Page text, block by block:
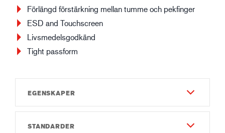
Förlängd förstärkning mellan tumme och pekfinger
ESD and Touchscreen
Livsmedelsgodkänd
Tight passform
EGENSKAPER
Gauge
STANDARDER